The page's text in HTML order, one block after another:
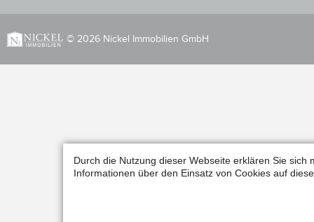
© 2026 Nickel Immobilien GmbH
Durch die Nutzung dieser Webseite erklären Sie
Informationen über den Einsatz von Cookies auf